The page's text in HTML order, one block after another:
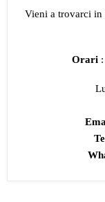
Vieni a trovarci in
Orari